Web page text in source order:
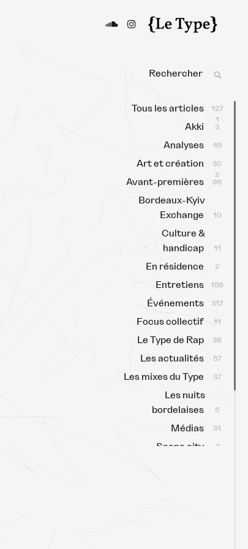
Le Type
Média culturel, indépendant
et local.
Tous les articles
127
1
Akki 3
Analyses 45
Art et création
30
2
Avant-premières 98
Bordeaux-Kyiv
Exchange
10
Culture &
handicap
11
En résidence 2
Entretiens 159
Événements 317
Focus collectif 11
Le Type de Rap 36
Les actualités 57
Les mixes du Type 37
Les nuits
bordelaises
5
Médias 31
Scene city 7